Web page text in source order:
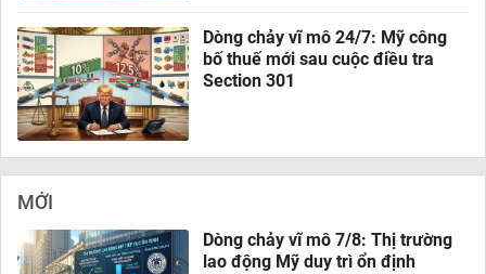
Dòng chảy vĩ mô 24/7: Mỹ công
bố thuế mới sau cuộc điều tra
Section 301
MỚI
Dòng chảy vĩ mô 7/8: Thị trường
lao động Mỹ duy trì ổn định